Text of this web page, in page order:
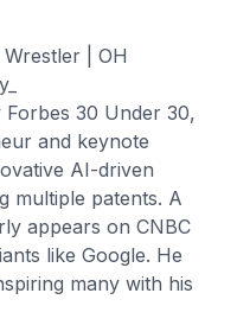
| OH
Forbes 30 Under 30,
and keynote
AI-driven
multiple patents. A
appears on CNBC
like Google. He
many with his